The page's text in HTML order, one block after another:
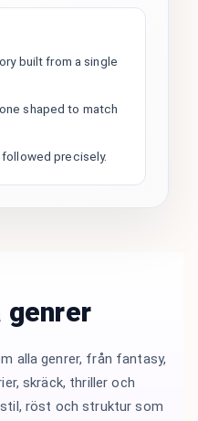
built from a single
shaped to match
precisely.
genrer
alla genrer, från fantasy,
skräck, thriller och
stil, röst och struktur som